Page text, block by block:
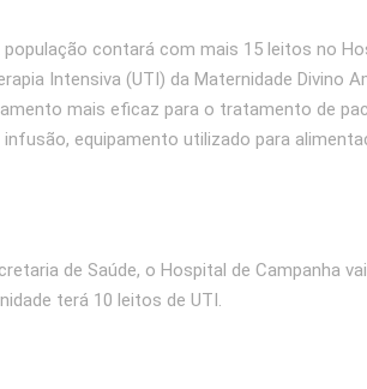
contará com mais 15 leitos no
Intensiva (UTI) da Maternidade Divino
mais eficaz para o tratamento de
equipamento utilizado para
de Saúde, o Hospital de Campanha
terá 10 leitos de UTI.